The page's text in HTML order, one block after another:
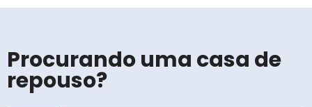
Procurando uma casa de
repouso?